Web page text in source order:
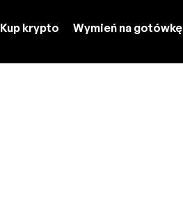
Kup krypto Wymień na gotówkę